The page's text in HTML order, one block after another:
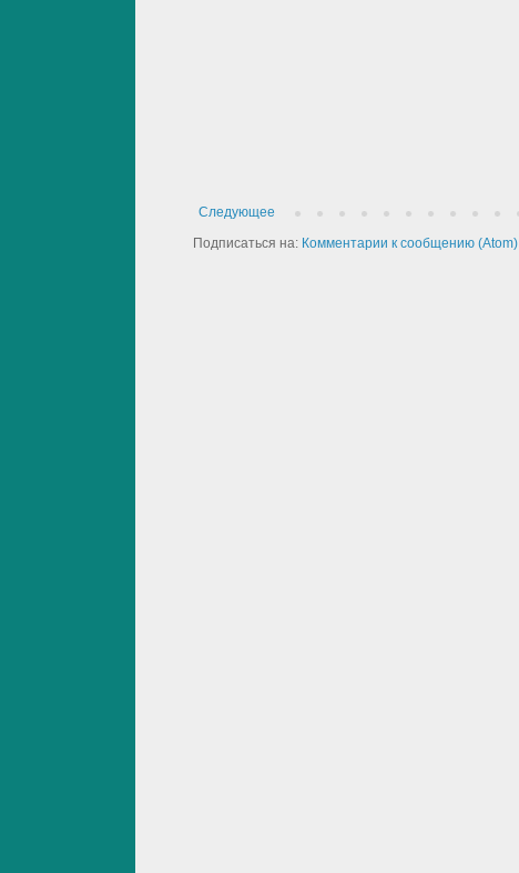
Следующее
Подписаться на: Комментарии к сообщению (Atom)